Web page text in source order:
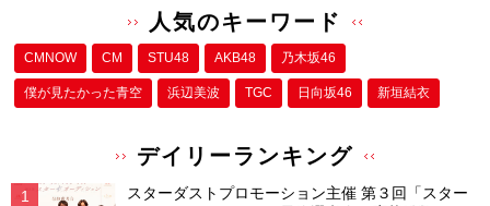
人気のキーワード
CMNOW CM STU48 AKB48 乃木坂46
僕が⾒たかった⻘空 浜辺美波 TGC 日向坂46 新垣結衣
デイリーランキング
スターダストプロモーション主催 第３回「スター